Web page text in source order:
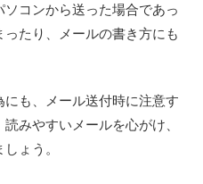
コンから送った場合であっ
たり、メールの書き方にも
も、メール送付時に注意す
みやすいメールを心がけ、
ょう。